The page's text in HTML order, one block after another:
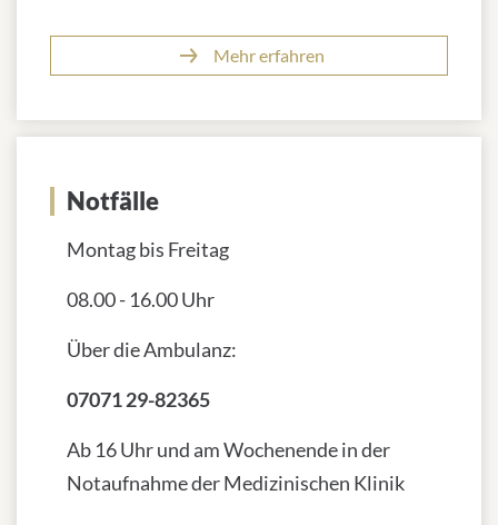
Mehr erfahren
Notfälle
Montag bis Freitag
08.00 - 16.00 Uhr
Über die Ambulanz:
07071 29-82365
Ab 16 Uhr und am Wochenende in der
Notaufnahme der Medizinischen Klinik